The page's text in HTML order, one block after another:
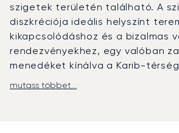
szigetek területén található. A
diszkréciója ideális helyszínt
kikapcsolódáshoz és a bizalmas
rendezvényekhez, egy valóban
menedéket kínálva a Karib-
Repülésének minden részletét az
mutass többet...